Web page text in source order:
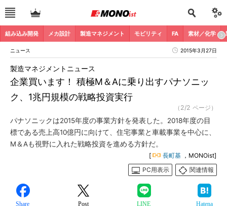
組み込み開発 メカ設計 製造マネジメント モビリティ FA 素材／化学
ニュース 2015年3月27日
企業買います！ 積極M＆Aに乗り出すパナソニッ
ク、1兆円規模の戦略投資実行
製造マネジメントニュース
（2/2 ページ）
パナソニックは2015年度の事業方針を発表した。2018年度の目
標である売上高10億円に向けて、住宅事業と車載事業を中心に、
M＆Aも視野に入れた戦略投資を進める方針だ。
[ 長町基 ，MONOist]
PC用表示
関連情報
Share Post LINE Hatena